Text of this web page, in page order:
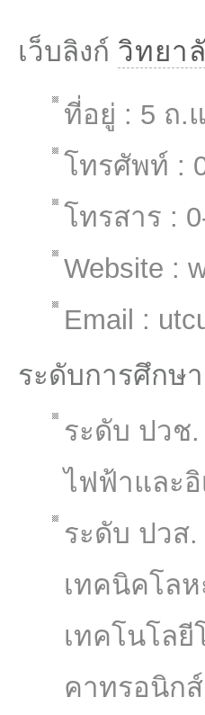
เว็บลิงก์ วิทยา
ที่อยู่ : 5 ถ.
โทรศัพท์ :
โทรสาร :
Website :
Email :
ระดับการศึกษ
ระดับ ปวช.
ไฟฟ้าและ
ระดับ ปวส
เทคนิคโล
เทคโนโล
คาทรอนิก